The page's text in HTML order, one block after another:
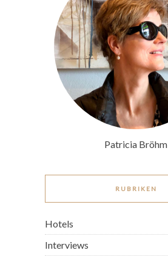
Patricia Bröhm
RUBRIKEN
Hotels
Interviews